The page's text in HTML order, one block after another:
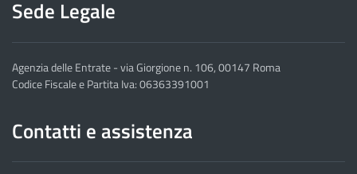
Sede Legale
Agenzia delle Entrate - via Giorgione n. 106, 00147 Roma
Codice Fiscale e Partita Iva: 06363391001
Contatti e assistenza